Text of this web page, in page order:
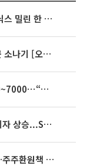
[베스트&워스트] 삼성전자·SK하이닉스 밀린 한 주…상상인증권은 85% 급등
35도 안팎 무더위 이어져…전국 곳곳 소나기 [오늘 날씨]
[주간증시전망] 다음주 코스피 6000~7000⋯“外人 수급은 정책이 변수”
뉴욕증시, 연준 금리인상 기대감 꺾이자 상승...S&P500 사상 최고치 [종합]
SK하이닉스, 분기배당 375원 확정…주주환원책 9월로 앞당겨 발표